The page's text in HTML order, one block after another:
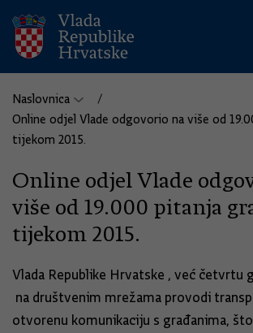
Naslovnica
Online odjel Vlade odgovorio na više od
tijekom 2015.
Online odjel Vlade
više od 19.000 pitanja
tijekom 2015.
Vlada Republike Hrvatske , već četvrtu
na društvenim mrežama provodi
otvorenu komunikaciju s građanima,